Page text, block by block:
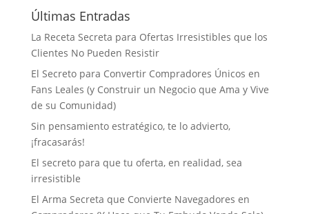
Últimas Entradas
La Receta Secreta para Ofertas Irresistibles que los
Clientes No Pueden Resistir
El Secreto para Convertir Compradores Únicos en
Fans Leales (y Construir un Negocio que Ama y Vive
de su Comunidad)
Sin pensamiento estratégico, te lo advierto,
¡fracasarás!
El secreto para que tu oferta, en realidad, sea
irresistible
El Arma Secreta que Convierte Navegadores en